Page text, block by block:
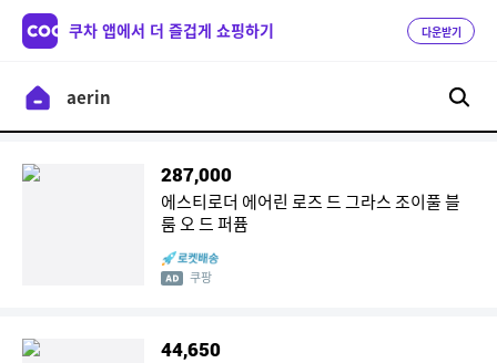
쿠차 앱에서 더 즐겁게 쇼핑하기 다운받기
287,000
에스티로더 에어린 로즈 드 그라스 조이풀 블
룸 오 드 퍼퓸
쿠팡
44,650